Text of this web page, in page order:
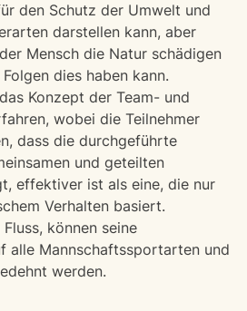
den Schutz der Umwelt und
darstellen kann, aber
Mensch die Natur schädigen
dies haben kann.
Konzept der Team- und
wobei die Teilnehmer
dass die durchgeführte
und geteilten
effektiver ist als eine, die nur
Verhalten basiert.
können seine
alle Mannschaftssportarten und
werden.